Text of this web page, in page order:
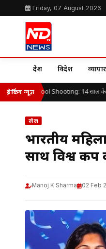
Friday, 07 August 2026
देश विदेश व्यापार
ब्रेकिंग न्यूज़
School Shooting: 14 साल के
खेल
भारतीय
साथ विश्व कप
Manoj K Sharma 02 Feb